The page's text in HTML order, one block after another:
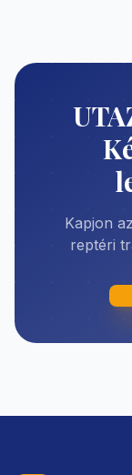
Kapjon
reptéri